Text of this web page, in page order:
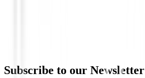
Subscribe to our Newsletter